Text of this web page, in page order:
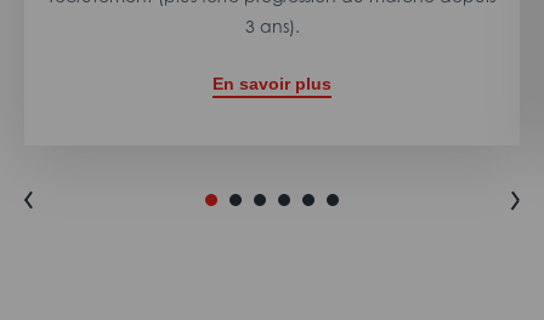
3 ans).
En savoir plus